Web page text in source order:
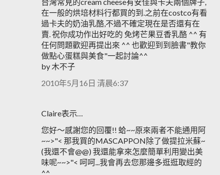
在一般的烘培材料行都買的到.之前在costco有看
過卡夫的奶油乳酪,不過不確定現在是否還有在
賣. 祝你成功作出好吃的 免烤芒果豆香乳酪 ^^ 有
任何問題歡迎再提出來 ^^ 也歡迎到到臉書"教你
做點心蛋糕與美食"一起討論^^
by 木不子
2010年5月16日 清晨6:37
Claire表示…
您好～感謝您的回覆!! 蛤~~原來兩者不能通用阿
~~>"< 那我買的MASCAPPON除了做提拉米蘇~
(我還不會@@) 我還能拿來怎麼簡單利用變出美
味呢~~>"< 呵呵...我會再去您那邊多逛逛取經的
^^